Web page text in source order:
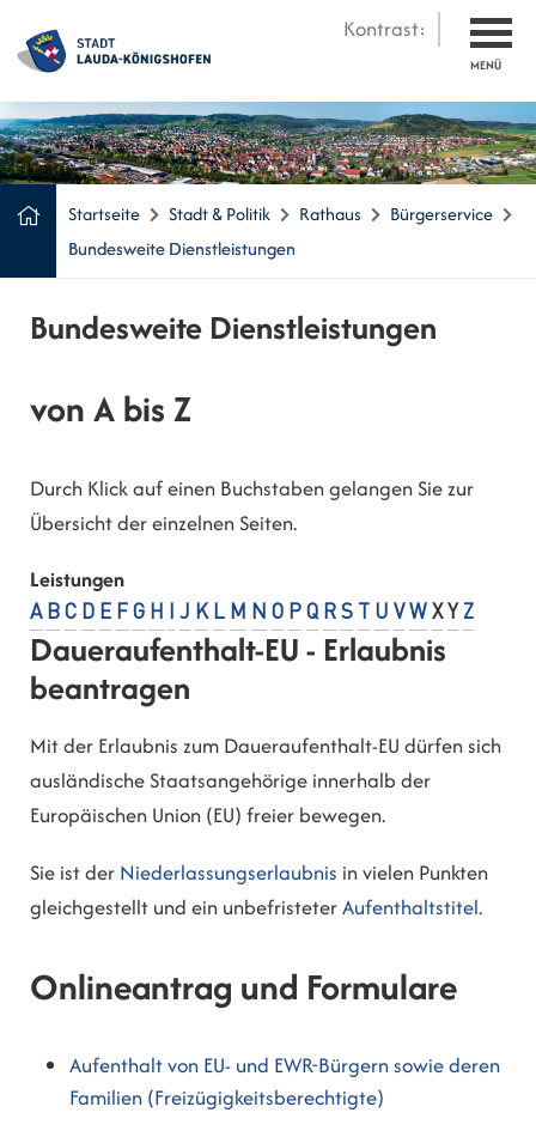
Kontrast:
MENÜ
Startseite Stadt & Politik Rathaus
Bürgerservice
Bundesweite Dienstleistungen
Bundesweite Dienstleistungen
von A bis Z
Durch Klick auf einen Buchstaben gelangen Sie zur
Übersicht der einzelnen Seiten.
Leistungen
A B C D E F G H J K L M N O P Q R S U V W X Y Z
Daueraufenthalt-EU - Erlaubnis
beantragen
Mit der Erlaubnis zum Daueraufenthalt-EU dürfen sich
ausländische Staatsangehörige innerhalb der
Europäischen Union (EU) freier bewegen.
Sie ist der Niederlassungserlaubnis in vielen Punkten
gleichgestellt und ein unbefristeterAufenthaltstitel.
Onlineantrag und Formulare
Aufenthalt von EU- und EWR-Bürgern sowie deren
Familien (Freizügigkeitsberechtigte)